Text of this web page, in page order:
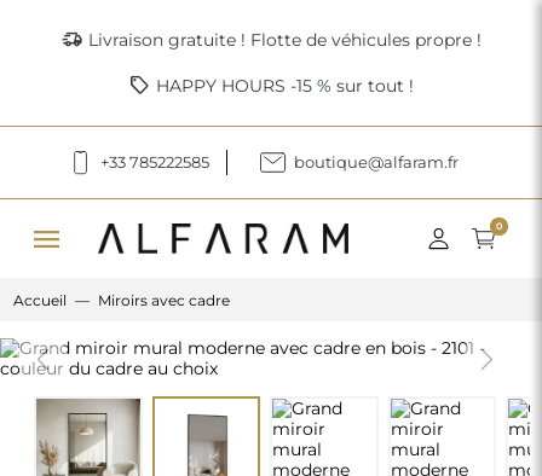
delivery_truck_speed Livraison gratuite ! Flotte de véhicules propre !
sell HAPPY HOURS -15 % sur tout !
+33 785222585 boutique@alfaram.fr
menu 0
Accueil Miroirs avec cadre
Previous Next